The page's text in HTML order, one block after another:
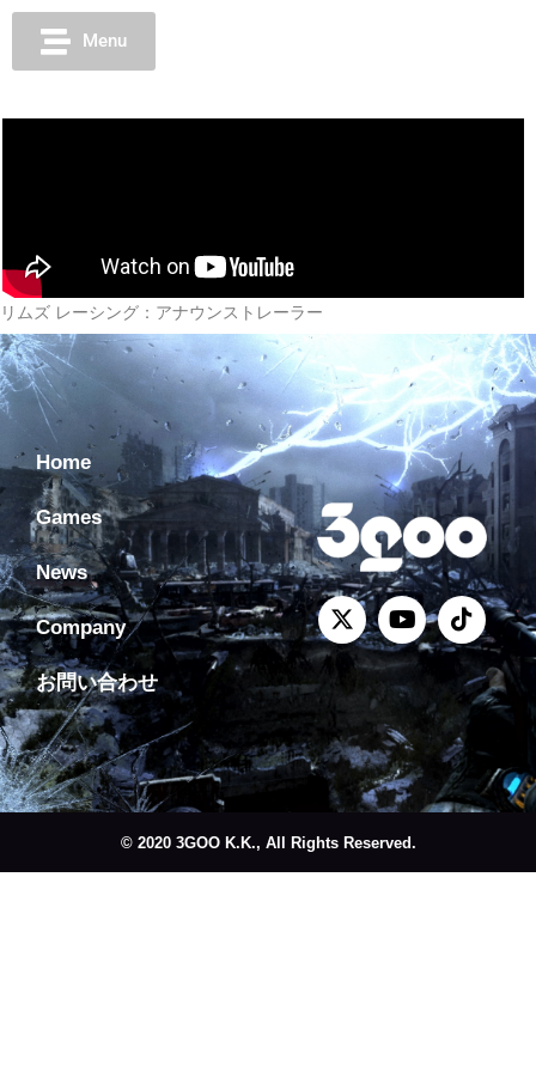
Menu
リムズ レーシング：アナウンストレーラー
Home
Games
News
Company
お問い合わせ
© 2020 3GOO K.K., All Rights Reserved.